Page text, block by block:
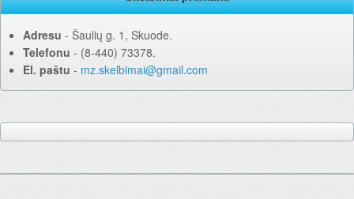
Adresu ‐ Šaulių g. 1, Skuode.
Telefonu ‐ (8-440) 73378.
El. paštu ‐ mz.skelbimai@gmail.com